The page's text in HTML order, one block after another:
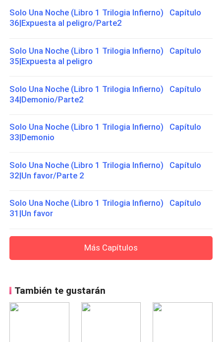
Solo Una Noche (Libro 1 Trilogia Infierno) Capítulo
36|Expuesta al peligro/Parte2
Solo Una Noche (Libro 1 Trilogia Infierno) Capítulo
35|Expuesta al peligro
Solo Una Noche (Libro 1 Trilogia Infierno) Capítulo
34|Demonio/Parte2
Solo Una Noche (Libro 1 Trilogia Infierno) Capítulo
33|Demonio
Solo Una Noche (Libro 1 Trilogia Infierno) Capítulo
32|Un favor/Parte 2
Solo Una Noche (Libro 1 Trilogia Infierno) Capítulo
31|Un favor
Más Capítulos
También te gustarán